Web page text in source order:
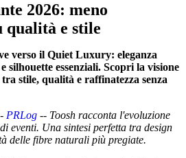
2026: meno
qualità e stile
verso il Quiet Luxury: eleganza
silhouette essenziali. Scopri la visione
stile, qualità e raffinatezza senza
- PRLog -- Toosh racconta l'evoluzione
eventi. Una sintesi perfetta tra design
delle fibre naturali più pregiate.